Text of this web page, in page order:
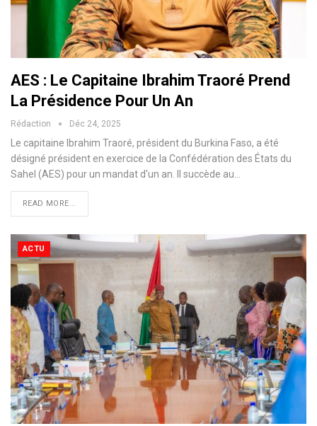
AES : Le Capitaine Ibrahim Traoré Prend
La Présidence Pour Un An
Rédaction Déc 24, 2025
Le capitaine Ibrahim Traoré, président du Burkina Faso, a été
désigné président en exercice de la Confédération des États du
Sahel (AES) pour un mandat d'un an. Il succède au…
READ MORE...
ACTU